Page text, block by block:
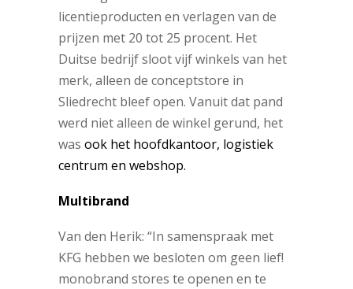
licentieproducten en verlagen van de
prijzen met 20 tot 25 procent. Het
Duitse bedrijf sloot vijf winkels van het
merk, alleen de conceptstore in
Sliedrecht bleef open. Vanuit dat pand
werd niet alleen de winkel gerund, het
was ook het hoofdkantoor, logistiek
centrum en webshop.
Multibrand
Van den Herik: “In samenspraak met
KFG hebben we besloten om geen lief!
monobrand stores te openen en te